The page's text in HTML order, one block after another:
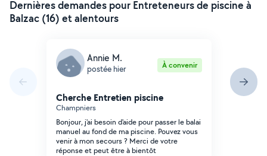
Dernières demandes pour Entreteneurs de piscine à
Balzac (16) et alentours
Annie M.
postée hier À convenir
Cherche Entretien piscine
Champniers
Bonjour, j'ai besoin d'aide pour passer le balai
manuel au fond de ma piscine. Pouvez vous
venir à mon secours ? Merci de votre
réponse et peut être à bientôt